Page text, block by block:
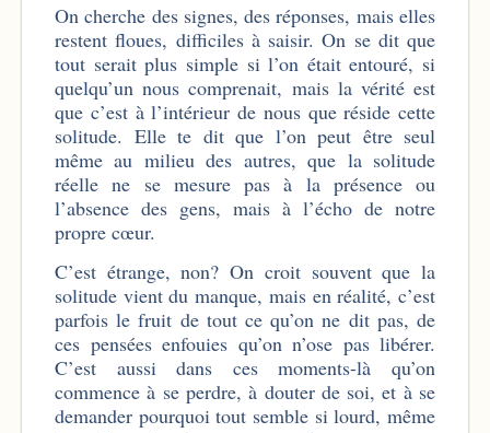
On cherche des signes, des réponses, mais elles
restent floues, difficiles à saisir. On se dit que
tout serait plus simple si l’on était entouré, si
quelqu’un nous comprenait, mais la vérité est
que c’est à l’intérieur de nous que réside cette
solitude. Elle te dit que l’on peut être seul
même au milieu des autres, que la solitude
réelle ne se mesure pas à la présence ou
l’absence des gens, mais à l’écho de notre
propre cœur.
C’est étrange, non? On croit souvent que la
solitude vient du manque, mais en réalité, c’est
parfois le fruit de tout ce qu’on ne dit pas, de
ces pensées enfouies qu’on n’ose pas libérer.
C’est aussi dans ces moments-là qu’on
commence à se perdre, à douter de soi, et à se
demander pourquoi tout semble si lourd, même